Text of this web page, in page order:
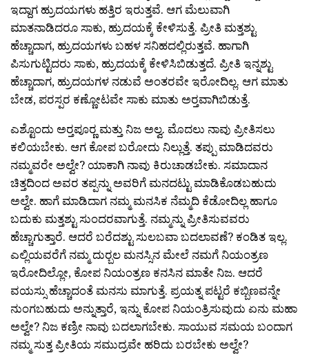
ಇದ್ದಾಗ ಹ್ರುದಯಗಳು ಹತ್ತಿರ ಇರುತ್ತವೆ. ಆಗ ಮೆಲುವಾಗಿ
ಮಾತನಾಡಿದರೂ ಸಾಕು, ಹ್ರುದಯಕ್ಕೆ ಕೇಳಿಸುತ್ತೆ. ಪ್ರೀತಿ ಮತ್ತಶ್ಟು
ಹೆಚ್ಚಾದಾಗ, ಹ್ರುದಯಗಳು ಬಹಳ ಸನಿಹದಲ್ಲಿರುತ್ತವೆ. ಹಾಗಾಗಿ
ಪಿಸುಗುಟ್ಟಿದರು ಸಾಕು, ಹ್ರುದಯಕ್ಕೆ ಕೇಳಿಸಿಬಿಡುತ್ತದೆ. ಪ್ರೀತಿ ಇನ್ನಶ್ಟು
ಹೆಚ್ಚಾದಾಗ, ಹ್ರುದಯಗಳ ನಡುವೆ ಅಂತರವೇ ಇರೋದಿಲ್ಲ. ಆಗ ಮಾತು
ಬೇಡ, ಪರಸ್ಪರ ಕಣ್ಣೋಟವೇ ಸಾಕು ಮಾತು ಅರ‍್ತವಾಗಿಬಿಡುತ್ತೆ.
ಎಶ್ಟೊಂದು ಅರ‍್ತಪೂರ‍್ಣ ಮತ್ತು ನಿಜ ಅಲ್ವ. ಮೊದಲು ನಾವು ಪ್ರೀತಿಸಲು
ಕಲಿಯಬೇಕು. ಆಗ ಕೋಪ ಬರೋದು ನಿಲ್ಲುತ್ತೆ. ತಪ್ಪು ಮಾಡಿದವರು
ನಮ್ಮವರೇ ಅಲ್ವೇ? ಯಾಕಾಗಿ ನಾವು ಕಿರುಚಾಡಬೇಕು. ಸಮಾದಾನ
ಚಿತ್ತದಿಂದ ಅವರ ತಪ್ಪನ್ನು ಅವರಿಗೆ ಮನದಟ್ಟು ಮಾಡಿಕೊಡಬಹುದು
ಅಲ್ವೇ. ಹಾಗೆ ಮಾಡಿದಾಗ ನಮ್ಮ ಮನಸಿಕ ನೆಮ್ಮದಿ ಕೆಡೋದಿಲ್ಲ ಹಾಗೂ
ಬದುಕು ಮತ್ತಶ್ಟು ಸುಂದರವಾಗುತ್ತೆ. ನಮ್ಮನ್ನು ಪ್ರೀತಿಸುವವರು
ಹೆಚ್ಚಾಗುತ್ತಾರೆ. ಆದರೆ ಬರೆದಶ್ಟು ಸುಲಬವಾ ಬದಲಾವಣೆ? ಕಂಡಿತ ಇಲ್ಲ.
ಎಲ್ಲಿಯವರೆಗೆ ನಮ್ಮ ದುರ‍್ಬಲ ಮನಸ್ಸಿನ ಮೇಲೆ ನಮಗೆ ನಿಯಂತ್ರಣ
ಇರೋದಿಲ್ಲೋ, ಕೋಪ ನಿಯಂತ್ರಣ ಕನಸಿನ ಮಾತೇ ನಿಜ. ಆದರೆ
ವಯಸ್ಸು ಹೆಚ್ಚಾದಂತೆ ಮನಸು ಮಾಗುತ್ತೆ. ಪ್ರಯತ್ನ ಪಟ್ಟರೆ ಕಬ್ಬಿಣವನ್ನೇ
ನುಂಗಬಹುದು ಅನ್ನುತ್ತಾರೆ, ಇನ್ನು ಕೋಪ ನಿಯಂತ್ರಿಸುವುದು ಏನು ಮಹಾ
ಅಲ್ವೇ? ನಿಜ ಕಣ್ರೀ ನಾವು ಬದಲಾಗಬೇಕು. ಸಾಯುವ ಸಮಯ ಬಂದಾಗ
ನಮ್ಮ ಸುತ್ತ ಪ್ರೀತಿಯ ಸಮುದ್ರವೇ ಹರಿದು ಬರಬೇಕು ಅಲ್ವೇ?